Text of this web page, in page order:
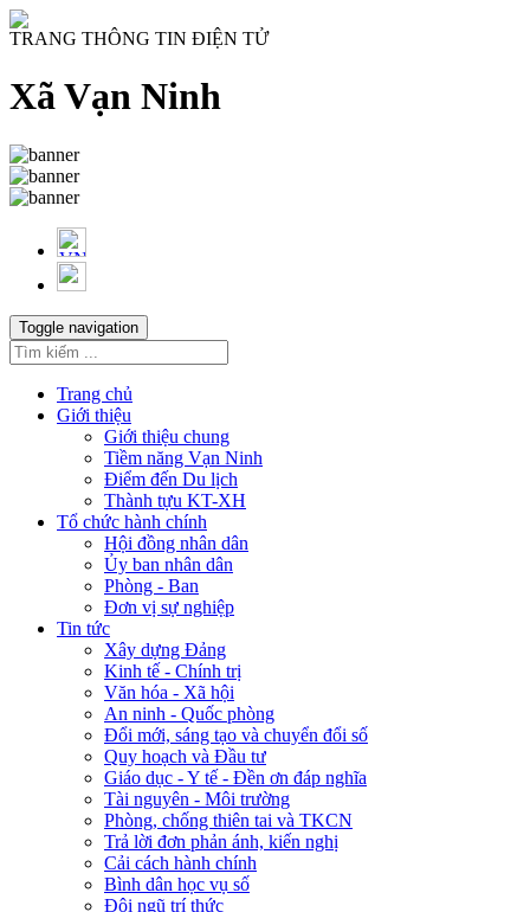
TRANG THÔNG TIN ĐIỆN TỬ
Xã Vạn Ninh
Toggle navigation
Trang chủ
Giới thiệu
Giới thiệu chung
Tiềm năng Vạn Ninh
Điểm đến Du lịch
Thành tựu KT-XH
Tổ chức hành chính
Hội đồng nhân dân
Ủy ban nhân dân
Phòng - Ban
Đơn vị sự nghiệp
Tin tức
Xây dựng Đảng
Kinh tế - Chính trị
Văn hóa - Xã hội
An ninh - Quốc phòng
Đổi mới, sáng tạo và chuyển đổi số
Quy hoạch và Đầu tư
Giáo dục - Y tế - Đền ơn đáp nghĩa
Tài nguyên - Môi trường
Phòng, chống thiên tai và TKCN
Trả lời đơn phản ánh, kiến nghị
Cải cách hành chính
Bình dân học vụ số
Đội ngũ trí thức